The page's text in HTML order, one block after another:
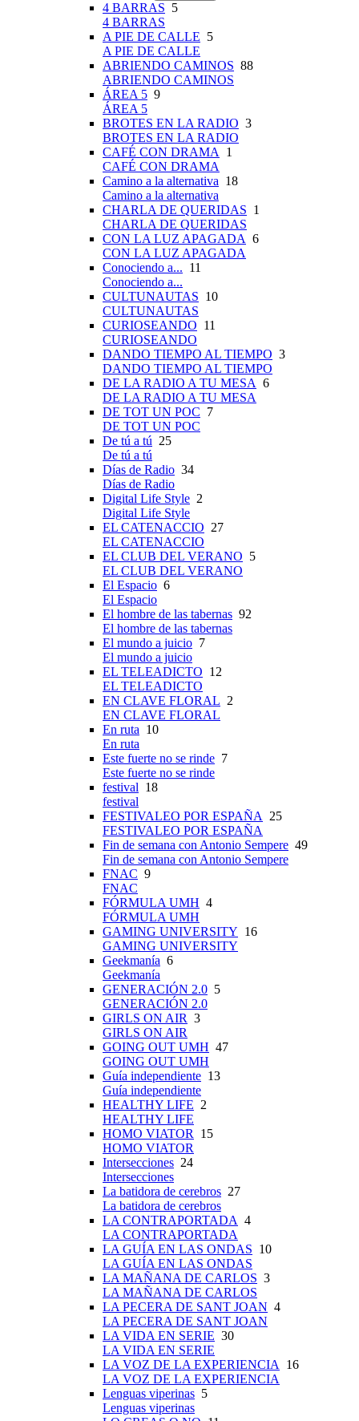
4 BARRAS 5
4 BARRAS
A PIE DE CALLE 5
A PIE DE CALLE
ABRIENDO CAMINOS 88
ABRIENDO CAMINOS
ÁREA 5 9
ÁREA 5
BROTES EN LA RADIO 3
BROTES EN LA RADIO
CAFÉ CON DRAMA
1
CAFÉ CON DRAMA
Camino a la alternativa 18
Camino a la alternativa
CHARLA DE QUERIDAS 1
CHARLA DE QUERIDAS
CON LA LUZ APAGADA 6
CON LA LUZ APAGADA
Conociendo a... 11
Conociendo a...
CULTUNAUTAS 10
CULTUNAUTAS
CURIOSEANDO 11
CURIOSEANDO
DANDO TIEMPO AL TIEMPO 3
DANDO TIEMPO AL TIEMPO
DE LA RADIO A TU MESA 6
DE LA RADIO A TU MESA
DE TOT UN POC 7
DE TOT UN POC
De tú a tú 25
De tú a tú
Días de Radio 34
Días de Radio
Digital Life Style 2
Digital Life Style
EL CATENACCIO 27
EL CATENACCIO
EL CLUB DEL VERANO 5
EL CLUB DEL VERANO
El Espacio 6
El Espacio
El hombre de las tabernas 92
El hombre de las tabernas
El mundo a juicio 7
El mundo a juicio
EL TELEADICTO 12
EL TELEADICTO
EN CLAVE FLORAL 2
EN CLAVE FLORAL
En ruta 10
En ruta
Este fuerte no se rinde 7
Este fuerte no se rinde
festival 18
festival
FESTIVALEO POR ESPAÑA
25
FESTIVALEO POR ESPAÑA
Fin de semana con Antonio Sempere 49
Fin de semana con Antonio Sempere
FNAC 9
FNAC
FÓRMULA UMH 4
FÓRMULA UMH
GAMING UNIVERSITY 16
GAMING UNIVERSITY
Geekmanía 6
Geekmanía
GENERACIÓN 2.0 5
GENERACIÓN 2.0
GIRLS ON AIR 3
GIRLS ON AIR
GOING OUT UMH 47
GOING OUT UMH
Guía independiente 13
Guía independiente
HEALTHY LIFE 2
HEALTHY LIFE
HOMO VIATOR
15
HOMO VIATOR
Intersecciones 24
Intersecciones
La batidora de cerebros 27
La batidora de cerebros
LA CONTRAPORTADA 4
LA CONTRAPORTADA
LA GUÍA EN LAS ONDAS 10
LA GUÍA EN LAS ONDAS
LA MAÑANA DE CARLOS 3
LA MAÑANA DE CARLOS
LA PECERA DE SANT JOAN 4
LA PECERA DE SANT JOAN
LA VIDA EN SERIE 30
LA VIDA EN SERIE
LA VOZ DE LA EXPERIENCIA
16
LA VOZ DE LA EXPERIENCIA
Lenguas viperinas 5
Lenguas viperinas